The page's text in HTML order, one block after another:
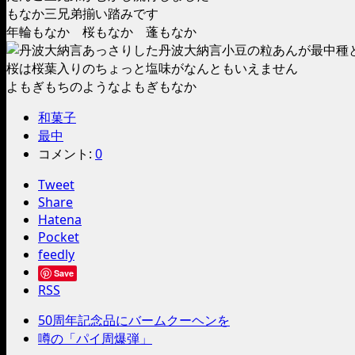
もなか三兄弟揃い踏みです
年輪もなか 桜もなか 蓬もなか
あっさりした丹波大納言小豆の粒あんが最中種
桜は桜葉入りのちょっと塩味がなんともいえません
よもぎもちのようなよもぎもなか
和菓子
最中
コメント: 0
Tweet
Share
Hatena
Pocket
feedly
Save
RSS
50周年記念品にバームクーヘンを
噂の「パイ周爆弾」